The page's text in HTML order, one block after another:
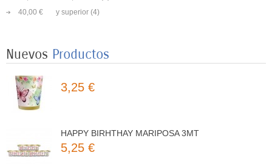
40,00 €
y superior (4)
Nuevos Productos
8 PLATOS MARIPOSAS COLORES 23CM
3,50 €
8 VASOS MARIPOSAS COLORES 250ML
5,25 €